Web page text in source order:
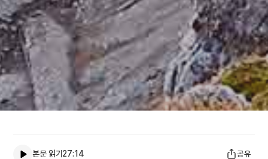
본문 읽기 27:14 공유